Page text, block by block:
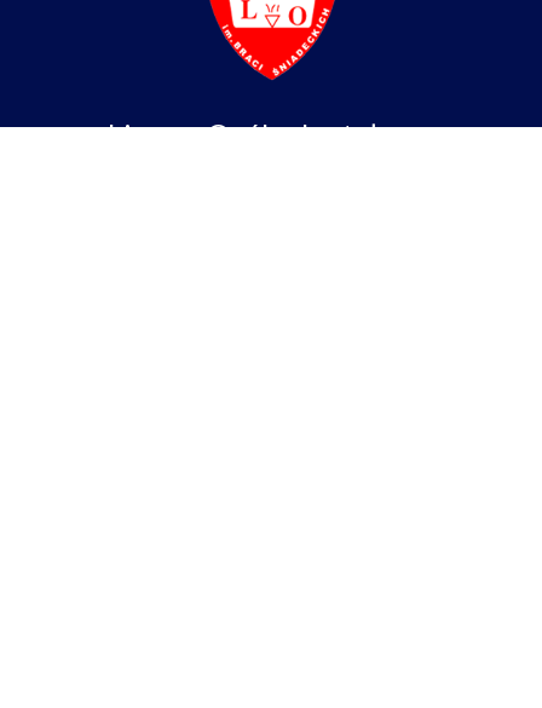
Liceum Ogólnokształcące